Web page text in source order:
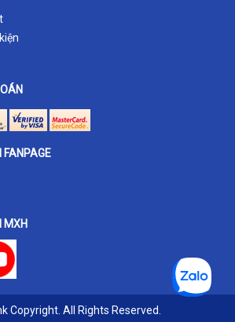
FANPAGE
MXH
Copyright. All Rights Reserved.